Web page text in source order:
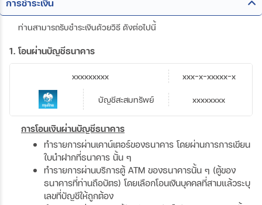
การชำระเงิน
ท่านสามารถรับชำระเงินด้วยวิธี ดังต่อไปนี้
1. โอนผ่านบัญชีธนาคาร
บัญชีสะสมทรัพย์
xxxxxxxxx
xxxxxxxx
xxx-x-xxxxx-x
การโอนเงินผ่านบัญชีธนาคาร
ทำรายการผ่านเคาน์เตอร์ของธนาคาร โดยผ่านการการเขียน
ใบนำฝากที่ธนาคาร นั้น ๆ
ทำรายการผ่านบริการตู้ ATM ของธนาคารนั้น ๆ (ตู้ของ
ธนาคารที่ท่านถือบัตร) โดยเลือกโอนเงินบุคคลที่สามแล้วระบุ
เลขที่บัญชีให้ถูกต้อง